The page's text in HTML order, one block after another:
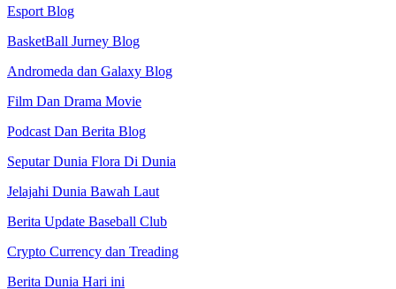
Esport Blog
BasketBall Jurney Blog
Andromeda dan Galaxy Blog
Film Dan Drama Movie
Podcast Dan Berita Blog
Seputar Dunia Flora Di Dunia
Jelajahi Dunia Bawah Laut
Berita Update Baseball Club
Crypto Currency dan Treading
Berita Dunia Hari ini